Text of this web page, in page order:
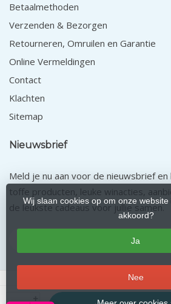
Wij slaan cookies op om onze
akkoord?
Ja
Nee
+
Betaalmethoden
Verzenden & Bezorgen
Retourneren, Omruilen en Garantie
Online Vermeldingen
Contact
Klachten
Sitemap
Nieuwsbrief
Meld je nu aan voor de nieuwsbrief
toffe producten, leuke winacties,
de leukste cadeaus voor jullie samen.